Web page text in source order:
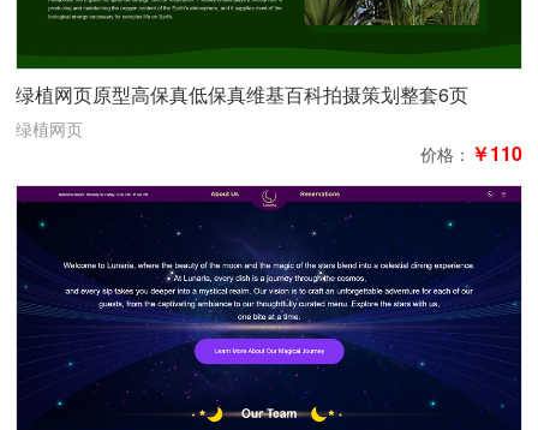
绿植网页原型高保真低保真维基百科拍摄策划整套6页
绿植网页
价格： ￥110